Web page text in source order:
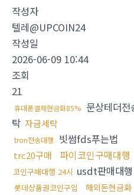
작성자
텔레@UPCOIN24
작성일
2026-06-09 10:44
조회
21
휴대폰결제현금화85% 문상테더전
탁 자금세탁
tron전송대행 빗썸fds푸는법
trc20구매 파이코인구매대행
코인구매대행 24시 usdt판매대행
롯데상품권코인구입 해외돈현금화